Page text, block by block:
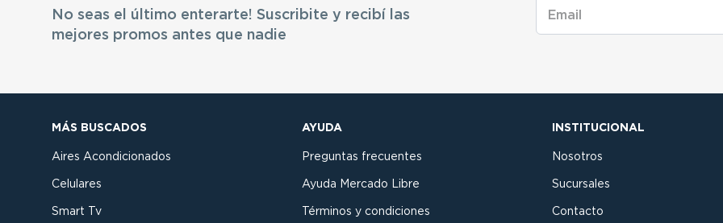
No seas el último enterarte! Suscribite y recibí las
mejores promos antes que nadie
MÁS BUSCADOS
Aires Acondicionados
Celulares
Smart Tv
AYUDA
Preguntas frecuentes
Ayuda Mercado Libre
Términos y condiciones
INSTITUCIONAL
Nosotros
Sucursales
Contacto